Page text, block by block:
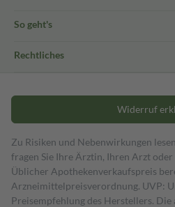
So geht's
Rechtliches
Widerruf
Zu Risiken und Nebenwirkungen
fragen Sie Ihre Ärztin, Ihren Arzt
Üblicher Apothekenverkaufspreis
Arzneimittelpreisverordnung. UVP:
Preisempfehlung des Herstellers. Die